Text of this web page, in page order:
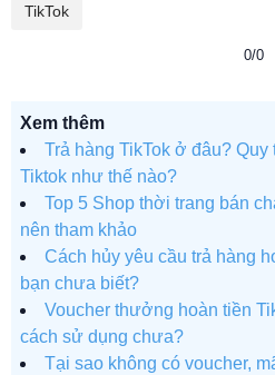
TikTok
0/0
Xem thêm
Trả hàng TikTok ở đâu?
Tiktok như thế nào?
Top 5 Shop thời trang bán
nên tham khảo
Cách hủy yêu cầu trả hàng
bạn chưa biết?
Voucher thưởng hoàn tiền
cách sử dụng chưa?
Tại sao không có voucher,